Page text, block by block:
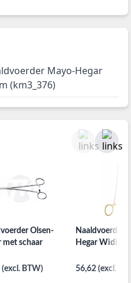
Mayo-Hegar
(km3_376)
Olsen-
met schaar
(excl. BTW)
Naaldvoerder
Hegar Widia
56,62 (excl.